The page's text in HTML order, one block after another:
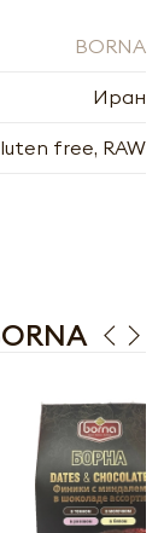
BORNA
Иран
free, RAW
+
согласие
в